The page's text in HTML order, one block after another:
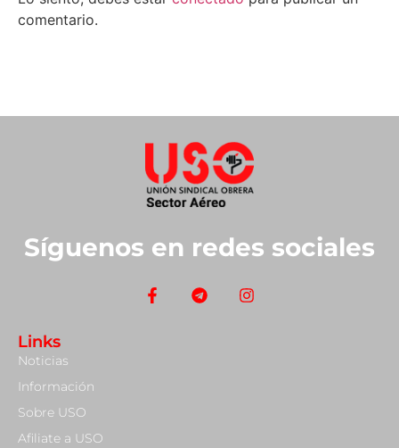
comentario.
Síguenos en redes sociales
Links
Noticias
Información
Sobre USO
Afiliate a USO